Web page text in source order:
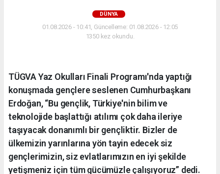
DÜNYA
01.08.2026 - 10:41, Güncelleme: 01.08.2026 - 12:05
1350 kez okundu.
TÜGVA Yaz Okulları Finali Programı'nda yaptığı
konuşmada gençlere seslenen Cumhurbaşkanı
Erdoğan, “Bu gençlik, Türkiye'nin bilim ve
teknolojide başlattığı atılımı çok daha ileriye
taşıyacak donanımlı bir gençliktir. Bizler de
ülkemizin yarınlarına yön tayin edecek siz
gençlerimizin, siz evlatlarımızın en iyi şekilde
yetişmeniz için tüm gücümüzle çalışıyoruz” dedi.